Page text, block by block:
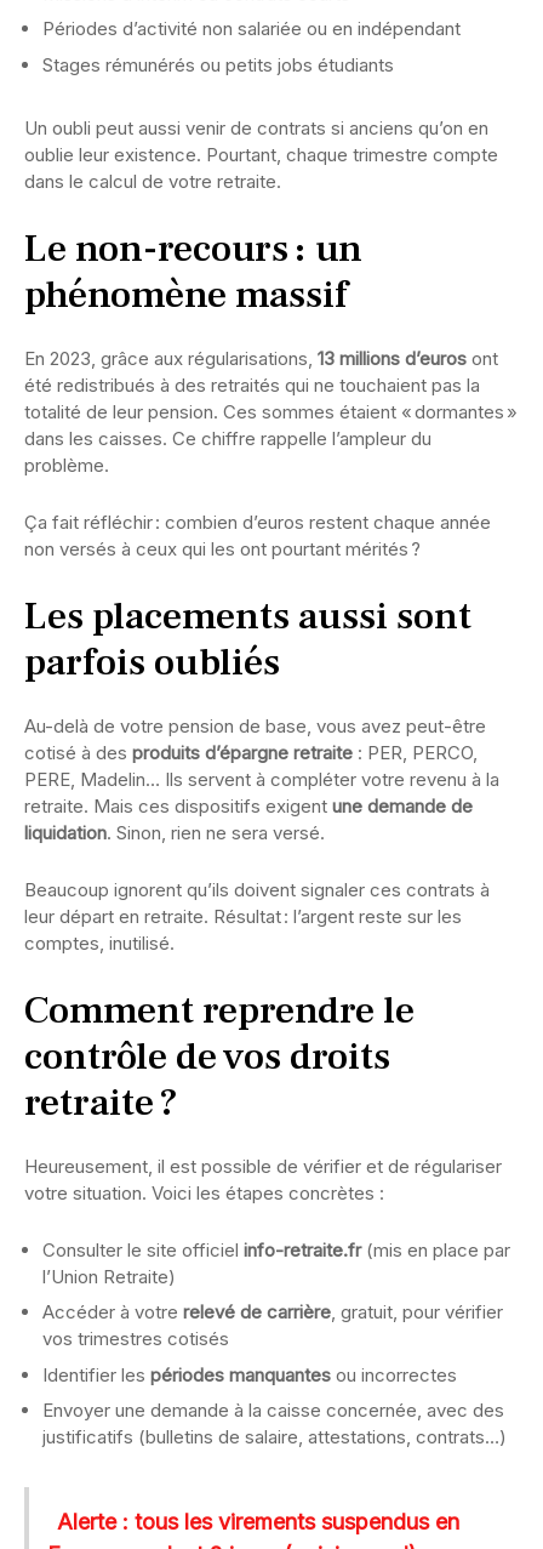
Périodes d’activité non salariée ou en indépendant
Stages rémunérés ou petits jobs étudiants
Un oubli peut aussi venir de contrats si anciens qu’on en
oublie leur existence. Pourtant, chaque trimestre compte
dans le calcul de votre retraite.
Le non-recours : un
phénomène massif
En 2023, grâce aux régularisations, 13 millions d’euros ont
été redistribués à des retraités qui ne touchaient pas la
totalité de leur pension. Ces sommes étaient « dormantes »
dans les caisses. Ce chiffre rappelle l’ampleur du
problème.
Ça fait réfléchir : combien d’euros restent chaque année
non versés à ceux qui les ont pourtant mérités ?
Les placements aussi sont
parfois oubliés
Au-delà de votre pension de base, vous avez peut-être
cotisé à des produits d’épargne retraite : PER, PERCO,
PERE, Madelin… Ils servent à compléter votre revenu à la
retraite. Mais ces dispositifs exigent une demande de
liquidation. Sinon, rien ne sera versé.
Beaucoup ignorent qu’ils doivent signaler ces contrats à
leur départ en retraite. Résultat : l’argent reste sur les
comptes, inutilisé.
Comment reprendre le
contrôle de vos droits
retraite ?
Heureusement, il est possible de vérifier et de régulariser
votre situation. Voici les étapes concrètes :
Consulter le site officiel info-retraite.fr(mis en place par
l’Union Retraite)
Accéder à votre relevé de carrière, gratuit, pour vérifier
vos trimestres cotisés
Identifier les périodes manquantes ou incorrectes
Envoyer une demande à la caisse concernée, avec des
justificatifs (bulletins de salaire, attestations, contrats…)
Alerte : tous les virements suspendus en